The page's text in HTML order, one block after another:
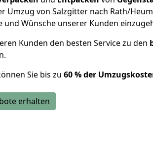
Umzug von Salzgitter nach Rath/
Wünsche unserer Kunden
Kunden den besten Service zu den
Sie bis zu 60 % der
erhalten